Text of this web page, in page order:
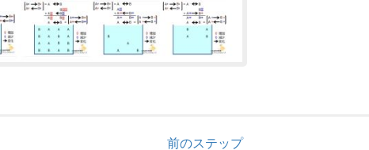
前のステップ